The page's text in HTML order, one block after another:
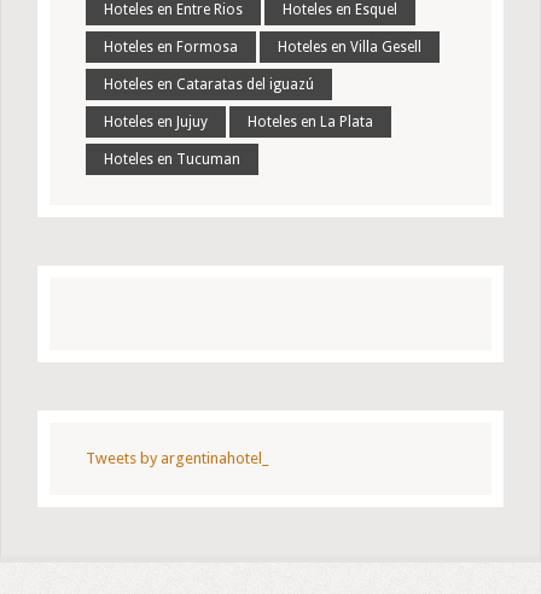
Hoteles en Entre Rios Hoteles en Esquel
Hoteles en Formosa Hoteles en Villa Gesell
Hoteles en Cataratas del iguazú
Hoteles en Jujuy Hoteles en La Plata
Hoteles en Tucuman
Tweets by argentinahotel_